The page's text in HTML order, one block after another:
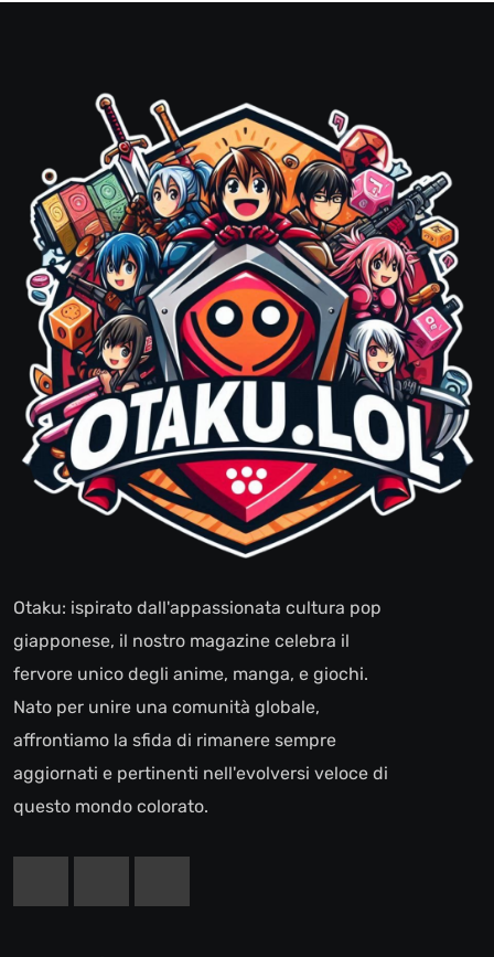
Otaku: ispirato dall'appassionata cultura pop
giapponese, il nostro magazine celebra il
fervore unico degli anime, manga, e giochi.
Nato per unire una comunità globale,
affrontiamo la sfida di rimanere sempre
aggiornati e pertinenti nell'evolversi veloce di
questo mondo colorato.